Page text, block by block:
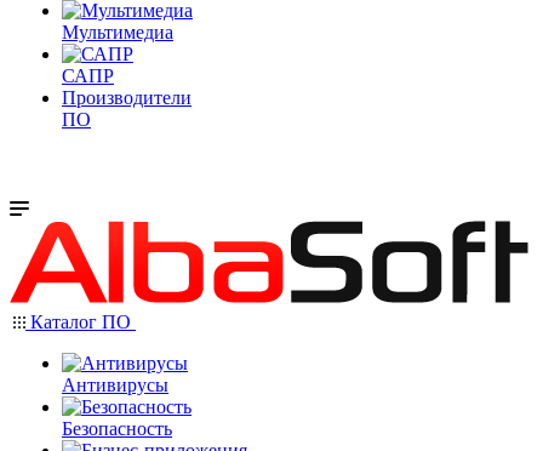
Мультимедиа
САПР
Производители
ПО
Каталог ПО
Антивирусы
Безопасность